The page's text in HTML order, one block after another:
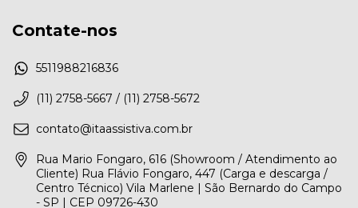
Contate-nos
5511988216836
(11) 2758-5667 / (11) 2758-5672
contato@itaassistiva.com.br
Rua Mario Fongaro, 616 (Showroom / Atendimento ao
Cliente) Rua Flávio Fongaro, 447 (Carga e descarga /
Centro Técnico) Vila Marlene | São Bernardo do Campo
- SP | CEP 09726-430